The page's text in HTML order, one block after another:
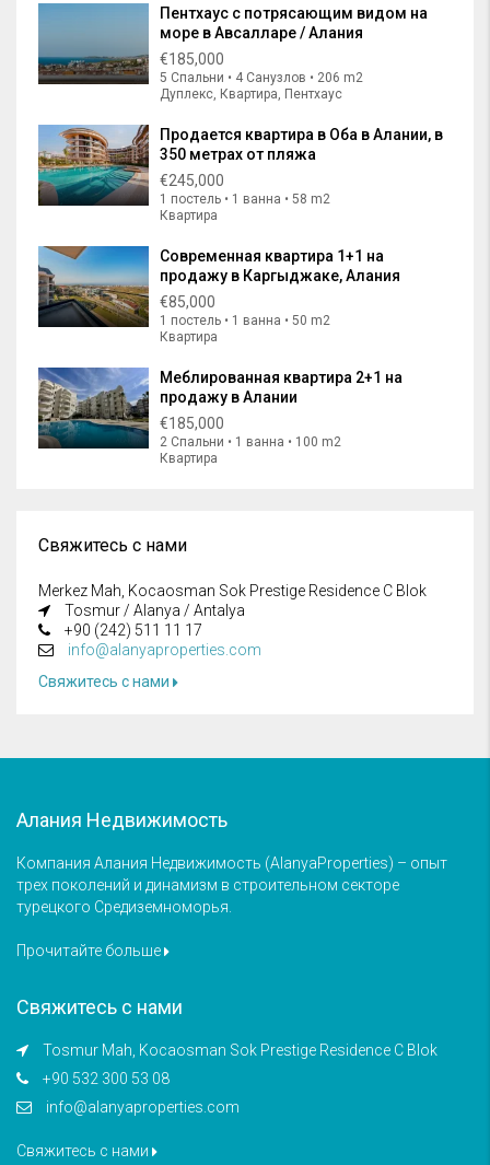
Пентхаус с потрясающим видом на
море в Авсалларе / Алания
€185,000
5 Спальни • 4 Санузлов • 206 m2
Дуплекс, Квартира, Пентхаус
Продается квартира в Оба в Алании, в
350 метрах от пляжа
€245,000
1 постель • 1 ванна • 58 m2
Квартира
Современная квартира 1+1 на
продажу в Каргыджаке, Алания
€85,000
1 постель • 1 ванна • 50 m2
Квартира
Меблированная квартира 2+1 на
продажу в Алании
€185,000
2 Спальни • 1 ванна • 100 m2
Квартира
Свяжитесь с нами
Merkez Mah, Kocaosman Sok Prestige Residence C Blok
Tosmur / Alanya / Antalya
+90 (242) 511 11 17
info@alanyaproperties.com
Свяжитесь с нами
Алания Недвижимость
Компания Алания Недвижимость (AlanyaProperties) – опыт
трех поколений и динамизм в строительном секторе
турецкого Средиземноморья.
Прочитайте больше
Свяжитесь с нами
Tosmur Mah, Kocaosman Sok Prestige Residence C Blok
+90 532 300 53 08
info@alanyaproperties.com
Свяжитесь с нами